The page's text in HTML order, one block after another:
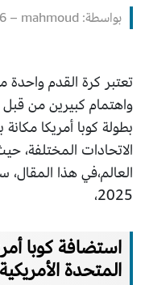
بواسطة: mahmoud –
تعتبر كرة القدم
واهتمام كبيرين من
بطولة كوبا أمريكا مكانة
الاتحادات المختلفة،
العالم،في هذا المقال،
2025،
المتحدة الأمريكية